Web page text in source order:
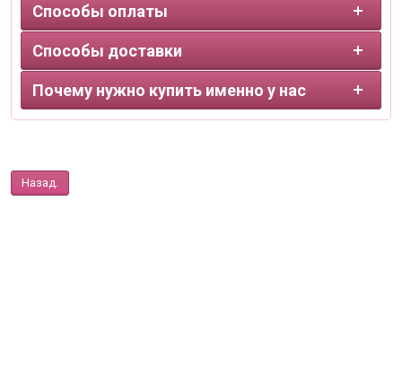
Способы оплаты
Способы доставки
Почему нужно купить именно у нас
Назад.